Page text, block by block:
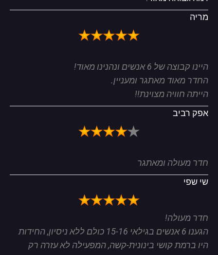
מריה
היינו קבוצה של 6 אנשים ונהנינו מאוד!
החדר מאוד מאתגר ומעניין.
הייתה חוויה מצוינת!!
אפק רביב
חדר מעולה ומאתגר
שי שפי
חדר מעולה!
הגענו 6 אנשים בגילאי 15-16 כולם ללא ניסיון, החידות
היו ברמת קושי בינונית-קשה, המפעילה לא עזרה רק